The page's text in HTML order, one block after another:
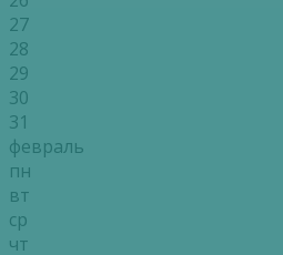
27
28
29
30
31
февраль
пн
вт
ср
чт